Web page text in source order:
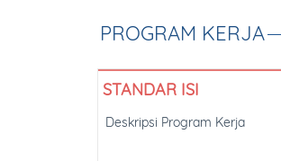
PROGRAM KERJA
STANDAR ISI
Deskripsi Program Kerja